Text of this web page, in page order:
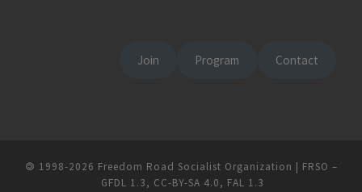
Join Program Contact
🄯 1998-2026 Freedom Road Socialist Organization | FRSO –
GFDL 1.3, CC-BY-SA 4.0, FAL 1.3